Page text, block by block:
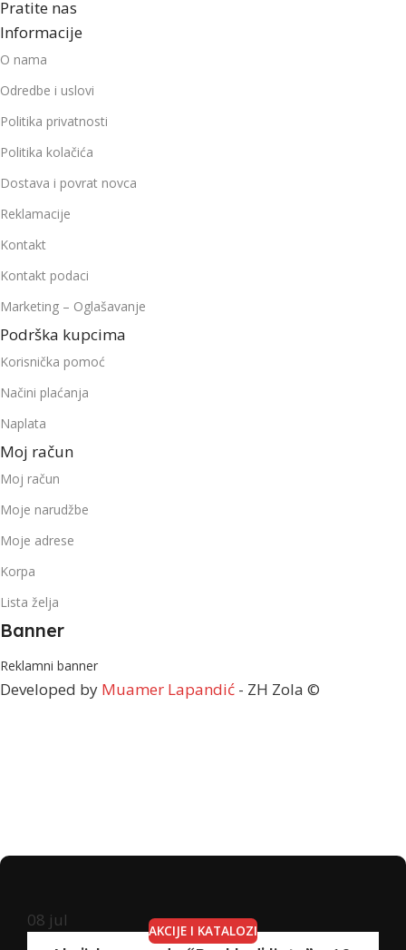
Pratite nas
Informacije
O nama
Odredbe i uslovi
Politika privatnosti
Politika kolačića
Dostava i povrat novca
Reklamacije
Kontakt
Kontakt podaci
Marketing – Oglašavanje
Podrška kupcima
Korisnička pomoć
Načini plaćanja
Naplata
Moj račun
Moj račun
Moje narudžbe
Moje adrese
Korpa
Lista želja
Banner
Reklamni banner
Developed by Muamer Lapandić - ZH Zola ©
08 jul
AKCIJE I KATALOZI